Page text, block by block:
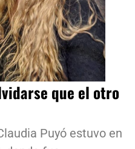
que el otro
Puyó estuvo en